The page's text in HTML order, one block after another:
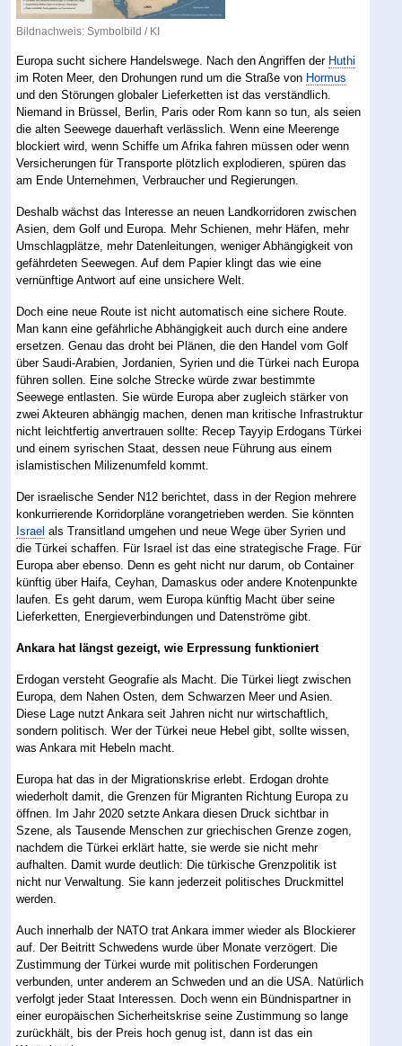
Bildnachweis: Symbolbild / KI
Europa sucht sichere Handelswege. Nach den Angriffen der Huthi
im Roten Meer, den Drohungen rund um die Straße von Hormus
und den Störungen globaler Lieferketten ist das verständlich.
Niemand in Brüssel, Berlin, Paris oder Rom kann so tun, als seien
die alten Seewege dauerhaft verlässlich. Wenn eine Meerenge
blockiert wird, wenn Schiffe um Afrika fahren müssen oder wenn
Versicherungen für Transporte plötzlich explodieren, spüren das
am Ende Unternehmen, Verbraucher und Regierungen.
Deshalb wächst das Interesse an neuen Landkorridoren zwischen
Asien, dem Golf und Europa. Mehr Schienen, mehr Häfen, mehr
Umschlagplätze, mehr Datenleitungen, weniger Abhängigkeit von
gefährdeten Seewegen. Auf dem Papier klingt das wie eine
vernünftige Antwort auf eine unsichere Welt.
Doch eine neue Route ist nicht automatisch eine sichere Route.
Man kann eine gefährliche Abhängigkeit auch durch eine andere
ersetzen. Genau das droht bei Plänen, die den Handel vom Golf
über Saudi-Arabien, Jordanien, Syrien und die Türkei nach Europa
führen sollen. Eine solche Strecke würde zwar bestimmte
Seewege entlasten. Sie würde Europa aber zugleich stärker von
zwei Akteuren abhängig machen, denen man kritische Infrastruktur
nicht leichtfertig anvertrauen sollte: Recep Tayyip Erdogans Türkei
und einem syrischen Staat, dessen neue Führung aus einem
islamistischen Milizenumfeld kommt.
Der israelische Sender N12 berichtet, dass in der Region mehrere
konkurrierende Korridorpläne vorangetrieben werden. Sie könnten
Israel als Transitland umgehen und neue Wege über Syrien und
die Türkei schaffen. Für Israel ist das eine strategische Frage. Für
Europa aber ebenso. Denn es geht nicht nur darum, ob Container
künftig über Haifa, Ceyhan, Damaskus oder andere Knotenpunkte
laufen. Es geht darum, wem Europa künftig Macht über seine
Lieferketten, Energieverbindungen und Datenströme gibt.
Ankara hat längst gezeigt, wie Erpressung funktioniert
Erdogan versteht Geografie als Macht. Die Türkei liegt zwischen
Europa, dem Nahen Osten, dem Schwarzen Meer und Asien.
Diese Lage nutzt Ankara seit Jahren nicht nur wirtschaftlich,
sondern politisch. Wer der Türkei neue Hebel gibt, sollte wissen,
was Ankara mit Hebeln macht.
Europa hat das in der Migrationskrise erlebt. Erdogan drohte
wiederholt damit, die Grenzen für Migranten Richtung Europa zu
öffnen. Im Jahr 2020 setzte Ankara diesen Druck sichtbar in
Szene, als Tausende Menschen zur griechischen Grenze zogen,
nachdem die Türkei erklärt hatte, sie werde sie nicht mehr
aufhalten. Damit wurde deutlich: Die türkische Grenzpolitik ist
nicht nur Verwaltung. Sie kann jederzeit politisches Druckmittel
werden.
Auch innerhalb der NATO trat Ankara immer wieder als Blockierer
auf. Der Beitritt Schwedens wurde über Monate verzögert. Die
Zustimmung der Türkei wurde mit politischen Forderungen
verbunden, unter anderem an Schweden und an die USA. Natürlich
verfolgt jeder Staat Interessen. Doch wenn ein Bündnispartner in
einer europäischen Sicherheitskrise seine Zustimmung so lange
zurückhält, bis der Preis hoch genug ist, dann ist das ein